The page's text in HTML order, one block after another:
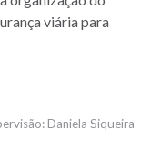
viária para
Daniela Siqueira